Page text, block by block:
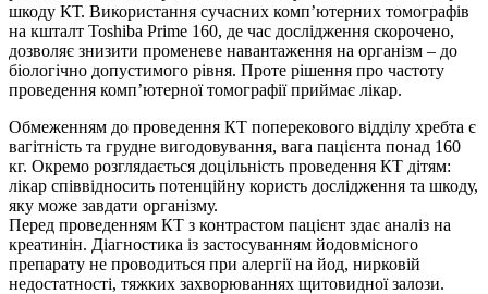
шкоду КТ. Використання сучасних комп’ютерних томографів
на кшталт Toshiba Prime 160, де час дослідження скорочено,
дозволяє знизити променеве навантаження на організм – до
біологічно допустимого рівня. Проте рішення про частоту
проведення комп’ютерної томографії приймає лікар.
Обмеженням до проведення КТ поперекового відділу хребта є
вагітність та грудне вигодовування, вага пацієнта понад 160
кг. Окремо розглядається доцільність проведення КТ дітям:
лікар співвідносить потенційну користь дослідження та шкоду,
яку може завдати організму.
Перед проведенням КТ з контрастом пацієнт здає аналіз на
креатинін. Діагностика із застосуванням йодовмісного
препарату не проводиться при алергії на йод, нирковій
недостатності, тяжких захворюваннях щитовидної залози.